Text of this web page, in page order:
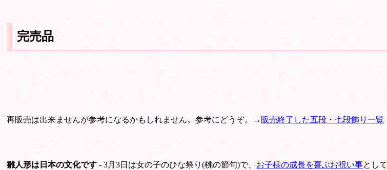
完売品
再販売は出来ませんが参考になるかもしれません。参考にどうぞ。→ 販売終了した五段・七段飾り一覧
雛人形は日本の文化です - 3月3日は女の子のひな祭り(桃の節句)で、 お子様の成長を喜ぶお祝い事として